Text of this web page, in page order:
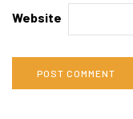
Website